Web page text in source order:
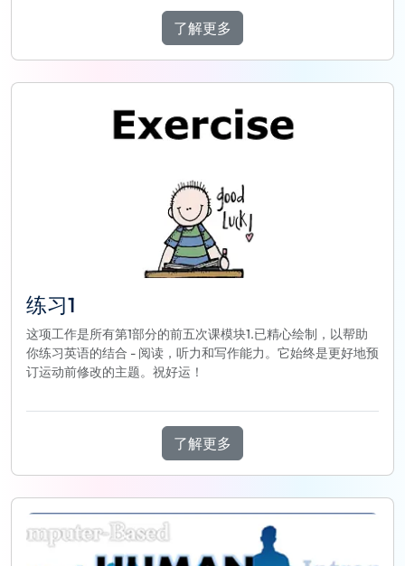
了解更多
练习1
这项工作是所有第1部分的前五次课模块1.已精心绘制，以帮助
你练习英语的结合 - 阅读，听力和写作能力。它始终是更好地预
订运动前修改的主题。祝好运！
了解更多